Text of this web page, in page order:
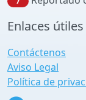
Enlaces útiles
Contáctenos
Aviso Legal
Política de